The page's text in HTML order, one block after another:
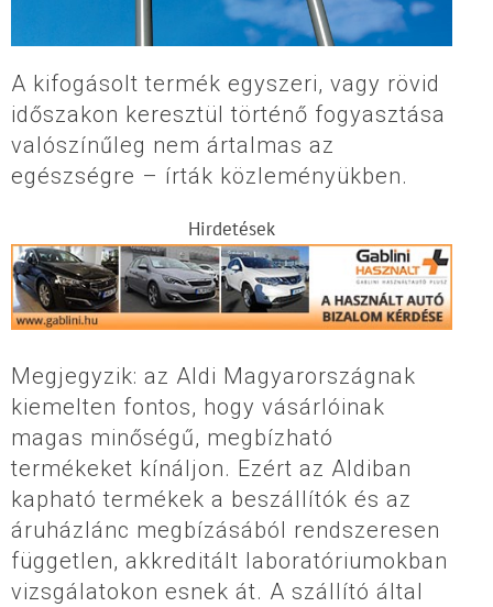
A kifogásolt termék egyszeri, vagy rövid
időszakon keresztül történő fogyasztása
valószínűleg nem ártalmas az
egészségre – írták közleményükben.
Hirdetések
Megjegyzik: az Aldi Magyarországnak
kiemelten fontos, hogy vásárlóinak
magas minőségű, megbízható
termékeket kínáljon. Ezért az Aldiban
kapható termékek a beszállítók és az
áruházlánc megbízásából rendszeresen
független, akkreditált laboratóriumokban
vizsgálatokon esnek át. A szállító által